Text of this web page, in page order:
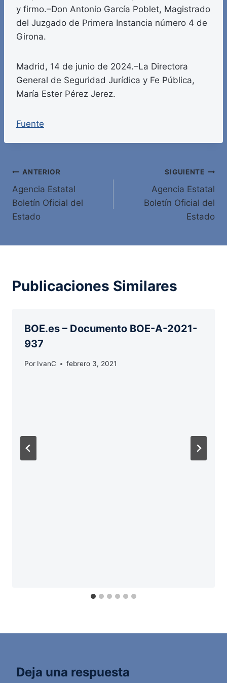
y firmo.–Don Antonio García Poblet, Magistrado
del Juzgado de Primera Instancia número 4 de
Girona.
Madrid, 14 de junio de 2024.–La Directora
General de Seguridad Jurídica y Fe Pública,
María Ester Pérez Jerez.
Fuente
Navegación
de
entradas
ANTERIOR
Agencia Estatal
Boletín Oficial del
Estado
SIGUIENTE
Agencia Estatal
Boletín Oficial del
Estado
Publicaciones Similares
BOE.es – Documento BOE-A-2021-
937
Por IvanC febrero 3, 2021
Deja una respuesta